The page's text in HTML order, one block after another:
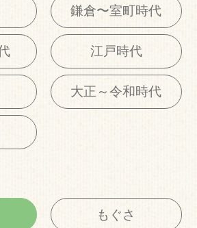
鎌倉〜室町時代
江戸時代
大正～令和時代
もぐさ